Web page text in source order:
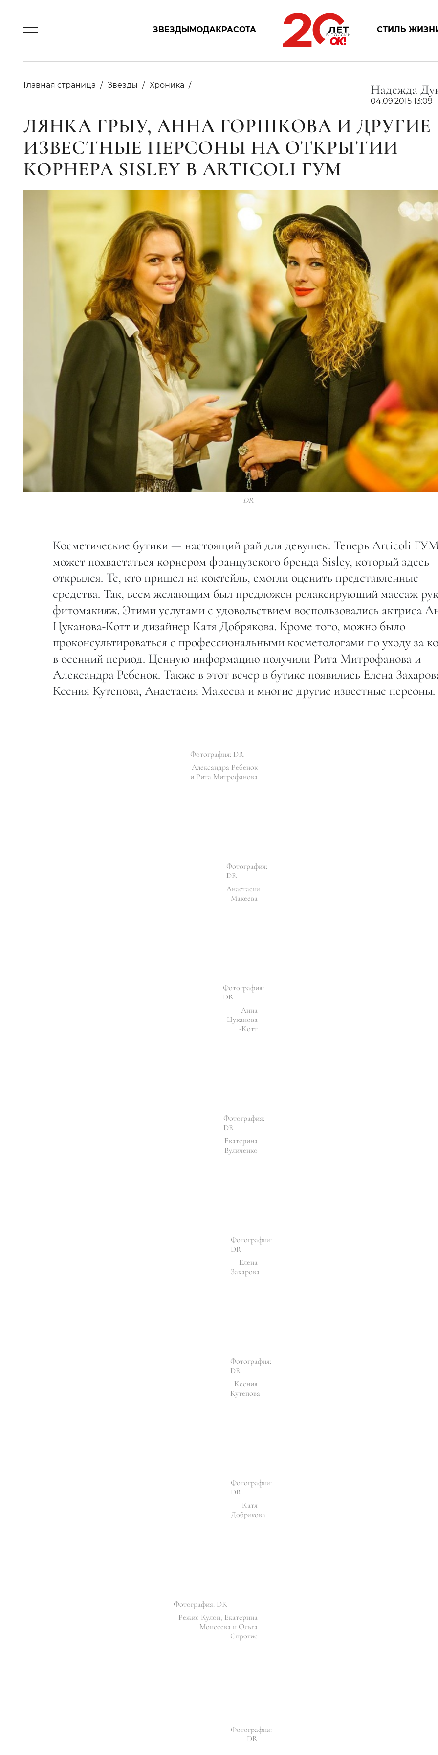
ЗВЕЗДЫМОДАКРАСОТА СТИЛЬ
Главная страница Звезды Хроника Надежда
04.09.2015 13:09
ЛЯНКА ГРЫУ, АННА ГОРШКОВА И ДРУГИЕ
ИЗВЕСТНЫЕ ПЕРСОНЫ НА ОТКРЫТИИ
КОРНЕРА SISLEY В ARTICOLI ГУМ
DR
Косметические бутики — настоящий рай для девушек. Теперь Articoli
может похвастаться корнером французского бренда Sisley, который здесь
открылся. Те, кто пришел на коктейль, смогли оценить представленные
средства. Так, всем желающим был предложен релаксирующий массаж
фитомакияж. Этими услугами с удовольствием воспользовались актриса
Цуканова-Котт и дизайнер Катя Добрякова. Кроме того, можно было
проконсультироваться с профессиональными косметологами по уходу за
в осенний период. Ценную информацию получили Рита Митрофанова и
Александра Ребенок. Также в этот вечер в бутике появились Елена
Ксения Кутепова, Анастасия Макеева и многие другие известные персоны.
Фотография: DR
Александра Ребенок
и Рита Митрофанова
Фотография:
DR
Анастасия
Макеева
Фотография:
DR
Анна
Цуканова
-Котт
Фотография:
DR
Екатерина
Вуличенко
Фотография:
DR
Елена
Захарова
Фотография:
DR
Ксения
Кутепова
Фотография:
DR
Катя
Добрякова
Фотография: DR
Режис Кулон, Екатерина
Моисеева и Ольга
Спрогис
Фотография:
DR